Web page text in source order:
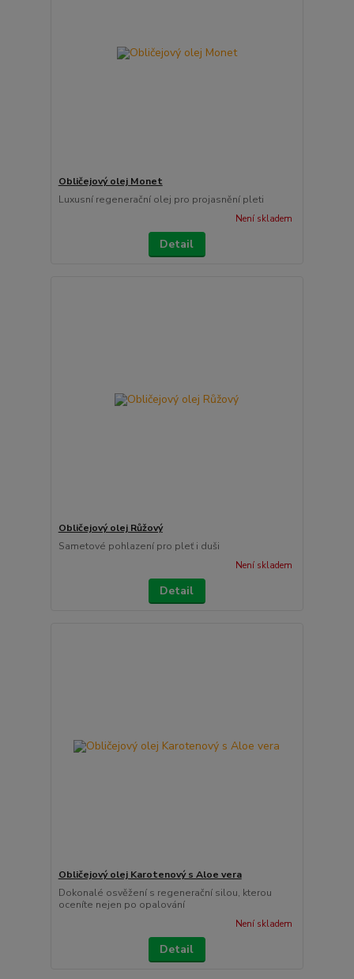
Obličejový olej Monet
Luxusní regenerační olej pro projasnění pleti
Není skladem
Detail
Obličejový olej Růžový
Sametové pohlazení pro pleť i duši
Není skladem
Detail
Obličejový olej Karotenový s Aloe vera
Dokonalé osvěžení s regenerační silou, kterou
oceníte nejen po opalování
Není skladem
Detail